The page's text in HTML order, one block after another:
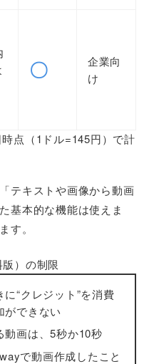
〇
企業向
け
点（1ドル=145円）で計
テキストや画像から動画
基本的な機能は使えま
す。
）の制限
“クレジット”を消費
ができない
動画は、5秒か10秒
で動画作成したこと